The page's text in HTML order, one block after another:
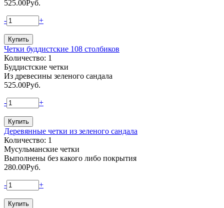
525.00Руб.
- +
Четки буддистские 108 столбиков
Количество: 1
Буддистские четки
Из древесины зеленого сандала
525.00Руб.
- +
Деревянные четки из зеленого сандала
Количество: 1
Мусульманские четки
Выполнены без какого либо покрытия
280.00Руб.
- +